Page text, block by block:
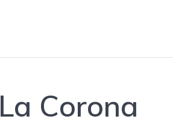
La Corona